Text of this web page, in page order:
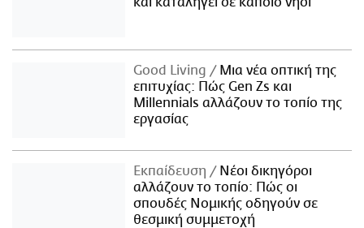
Good Living
Μια νέα οπτική της
επιτυχίας: Πώς Gen Zs και
Millennials αλλάζουν το τοπίο της
εργασίας
Εκπαίδευση
Νέοι δικηγόροι
αλλάζουν το τοπίο: Πώς οι
σπουδές Νομικής οδηγούν σε
θεσμική συμμετοχή